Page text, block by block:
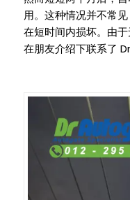
用。这种情况并不常
在短时间内损坏。由
在朋友介绍下联系了